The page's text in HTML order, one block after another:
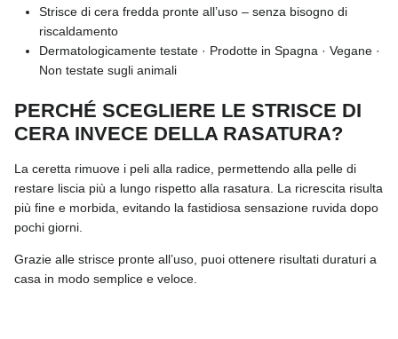
Strisce di cera fredda pronte all’uso – senza bisogno di
riscaldamento
Dermatologicamente testate · Prodotte in Spagna · Vegane ·
Non testate sugli animali
PERCHÉ SCEGLIERE LE STRISCE DI
CERA INVECE DELLA RASATURA?
La ceretta rimuove i peli alla radice, permettendo alla pelle di
restare liscia più a lungo rispetto alla rasatura. La ricrescita risulta
più fine e morbida, evitando la fastidiosa sensazione ruvida dopo
pochi giorni.
Grazie alle strisce pronte all’uso, puoi ottenere risultati duraturi a
casa in modo semplice e veloce.